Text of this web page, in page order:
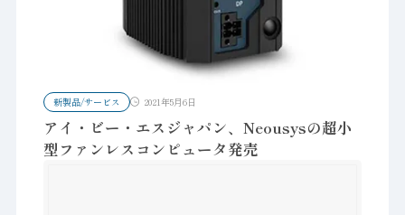
新製品/サービス 2021年5月6日
アイ・ビー・エスジャパン、Neousysの超小
型ファンレスコンピュータ発売